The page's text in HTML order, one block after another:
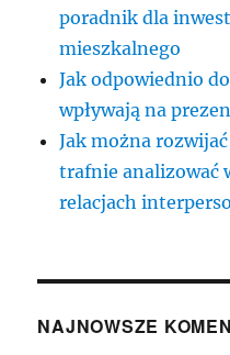
poradnik dla
mieszkalnego
Jak odpowiednio
wpływają na
Jak można
trafnie analizować
relacjach
NAJNOWSZE